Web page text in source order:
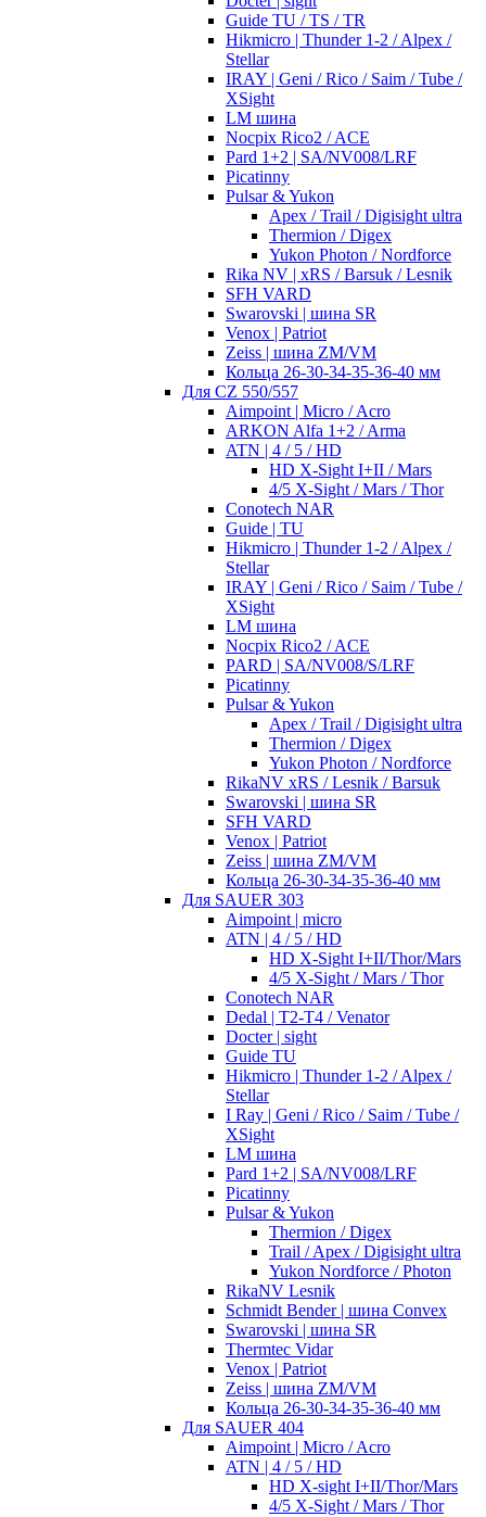
Guide TU / TS / TR
Hikmicro | Thunder 1-2 / Alpex /
Stellar
IRAY | Geni / Rico / Saim / Tube /
XSight
LM шина
Nocpix Rico2 / ACE
Pard 1+2 | SA/NV008/LRF
Picatinny
Pulsar & Yukon
Apex / Trail / Digisight ultra
Thermion / Digex
Yukon Photon / Nordforce
Rika NV | xRS / Barsuk / Lesnik
SFH VARD
Swarovski | шина SR
Venox | Patriot
Zeiss | шина ZM/VM
Кольца 26-30-34-35-36-40 мм
Для CZ 550/557
Aimpoint | Micro / Acro
ARKON Alfa 1+2 / Arma
ATN | 4 / 5 / HD
HD X-Sight I+II / Mars
4/5 X-Sight / Mars / Thor
Conotech NAR
Guide | TU
Hikmicro | Thunder 1-2 / Alpex /
Stellar
IRAY | Geni / Rico / Saim / Tube /
XSight
LM шина
Nocpix Rico2 / ACE
PARD | SA/NV008/S/LRF
Picatinny
Pulsar & Yukon
Apex / Trail / Digisight ultra
Thermion / Digex
Yukon Photon / Nordforce
RikaNV xRS / Lesnik / Barsuk
Swarovski | шина SR
SFH VARD
Venox | Patriot
Zeiss | шина ZM/VM
Кольца 26-30-34-35-36-40 мм
Для SAUER 303
Aimpoint | micro
ATN | 4 / 5 / HD
HD X-Sight I+II/Thor/Mars
4/5 X-Sight / Mars / Thor
Conotech NAR
Dedal | T2-T4 / Venator
Docter | sight
Guide TU
Hikmicro | Thunder 1-2 / Alpex /
Stellar
I Ray | Geni / Rico / Saim / Tube /
XSight
LM шина
Pard 1+2 | SA/NV008/LRF
Picatinny
Pulsar & Yukon
Thermion / Digex
Trail / Apex / Digisight ultra
Yukon Nordforce / Photon
RikaNV Lesnik
Schmidt Bender | шина Convex
Swarovski | шина SR
Thermtec Vidar
Venox | Patriot
Zeiss | шина ZM/VM
Кольца 26-30-34-35-36-40 мм
Для SAUER 404
Aimpoint | Micro / Acro
ATN | 4 / 5 / HD
HD X-sight I+II/Thor/Mars
4/5 X-Sight / Mars / Thor